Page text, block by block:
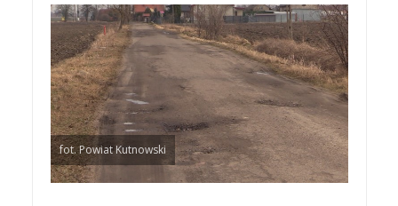
fot. Powiat Kutnowski